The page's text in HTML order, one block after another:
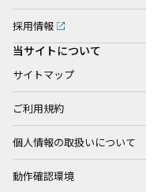
採用情報
当サイトについて
サイトマップ
ご利用規約
個人情報の取扱いについて
動作確認環境